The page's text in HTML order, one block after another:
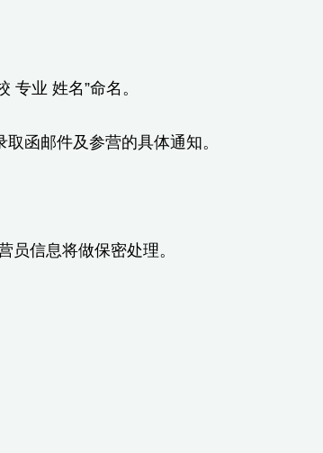
业 姓名”命名。
函邮件及参营的具体通知。
员信息将做保密处理。